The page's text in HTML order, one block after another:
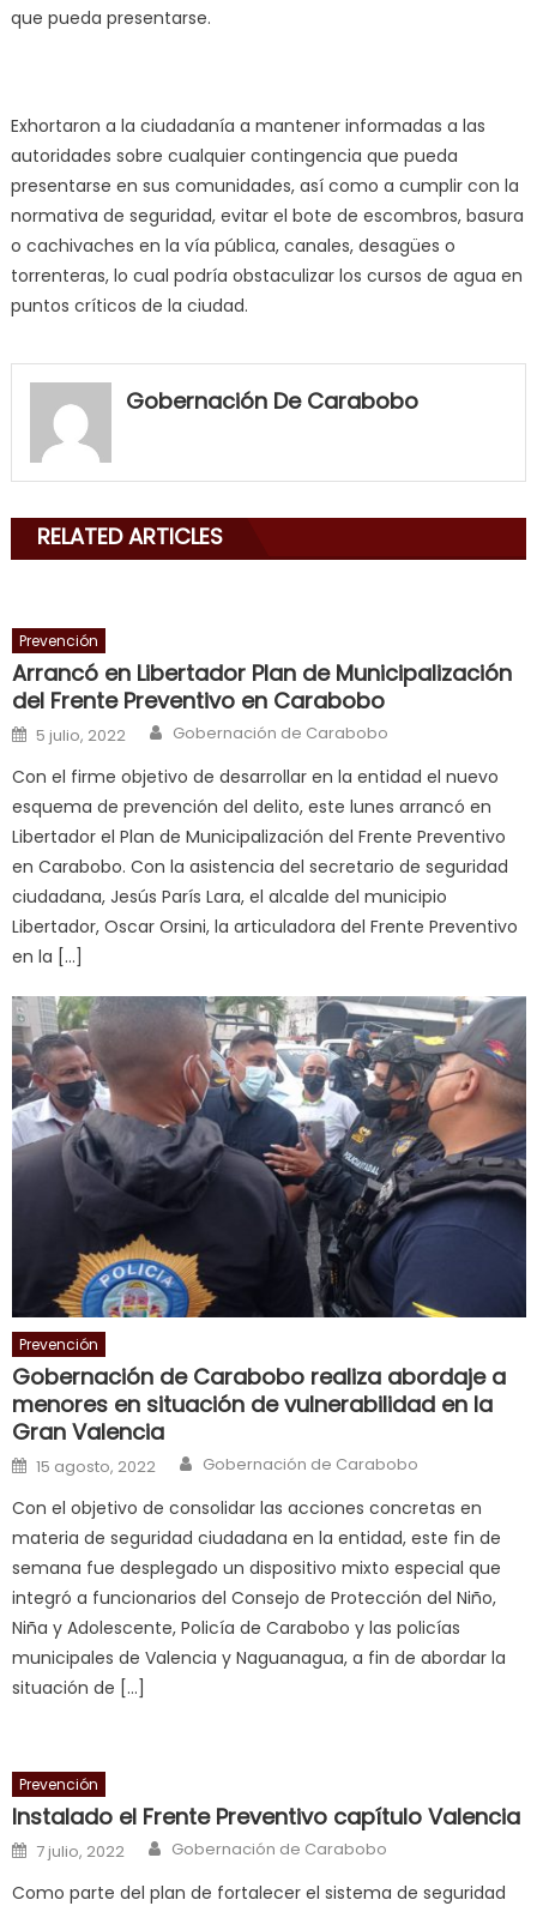
que pueda presentarse.
Exhortaron a la ciudadanía a mantener informadas a las
autoridades sobre cualquier contingencia que pueda
presentarse en sus comunidades, así como a cumplir con la
normativa de seguridad, evitar el bote de escombros, basura
o cachivaches en la vía pública, canales, desagües o
torrenteras, lo cual podría obstaculizar los cursos de agua en
puntos críticos de la ciudad.
my
neighbor
mouth
will
smith
is
cuckold,
nice
milf
in
squirting,
आपक
न
ह
भ
क
च
त
क
स
sexy
bbw
milf
enjoys
a
long
hard
fuck
ह
स
ल
भ
ह,
indian
dancer
erotic
Gobernación De Carabobo
RELATED ARTICLES
Prevención
Arrancó en Libertador Plan de Municipalización
del Frente Preventivo en Carabobo
Posted on
5 julio, 2022 Author
Gobernación de Carabobo
Con el firme objetivo de desarrollar en la entidad el nuevo
esquema de prevención del delito, este lunes arrancó en
Libertador el Plan de Municipalización del Frente Preventivo
en Carabobo. Con la asistencia del secretario de seguridad
ciudadana, Jesús París Lara, el alcalde del municipio
Libertador, Oscar Orsini, la articuladora del Frente Preventivo
en la […]
Prevención
Gobernación de Carabobo realiza abordaje a
menores en situación de vulnerabilidad en la
Gran Valencia
Posted on
15 agosto, 2022 Author
Gobernación de Carabobo
Con el objetivo de consolidar las acciones concretas en
materia de seguridad ciudadana en la entidad, este fin de
semana fue desplegado un dispositivo mixto especial que
integró a funcionarios del Consejo de Protección del Niño,
Niña y Adolescente, Policía de Carabobo y las policías
municipales de Valencia y Naguanagua, a fin de abordar la
situación de […]
Prevención
Instalado el Frente Preventivo capítulo Valencia
Posted on
7 julio, 2022 Author
Gobernación de Carabobo
Como parte del plan de fortalecer el sistema de seguridad